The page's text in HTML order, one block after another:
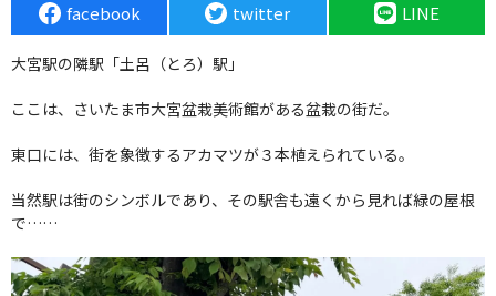
facebook twitter LINE
大宮駅の隣駅「土呂（とろ）駅」
ここは、さいたま市大宮盆栽美術館がある盆栽の街だ。
東口には、街を象徴するアカマツが３本植えられている。
当然駅は街のシンボルであり、その駅舎も遠くから見れば緑の屋根
で……